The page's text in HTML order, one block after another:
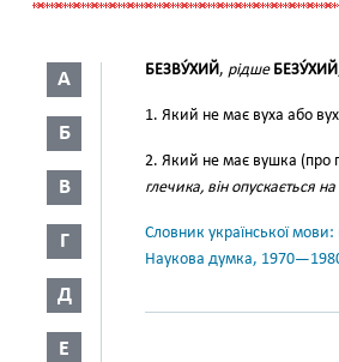
А
Б
В
Г
Д
Е
БЕЗВУ́ХИЙ, рідше БЕЗУ́ХИЙ
1. Який не має вуха або
2. Який не має вушка (про
глечика, він опускається
Словник української
Наукова думка,